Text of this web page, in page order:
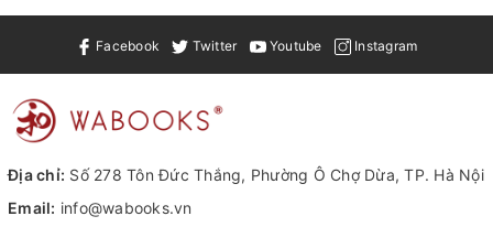
Facebook Twitter Youtube Instagram
Địa chỉ: Số 278 Tôn Đức Thắng, Phường Ô Chợ Dừa, TP. Hà Nội
Email: info@wabooks.vn